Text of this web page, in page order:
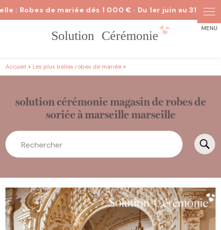
Accueil > Les plus belles robes de mariée >
solution cérémonie magasin de robes de
soriée à marseille marseille
Rechercher